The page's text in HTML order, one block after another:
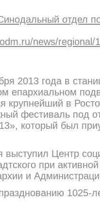
отдел
news/regional/
2013 года в
епархиальном
крупнейший в
фестиваль под
который был
Центр
при
и
1025-